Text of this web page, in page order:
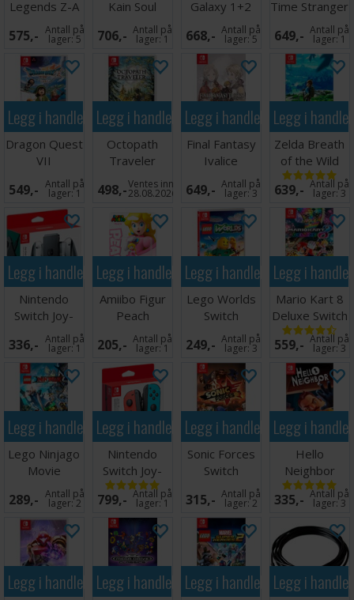
Legends Z-A
Switch
575,- Antall på
lager:5
Kain Soul
Reaver 1+2
Switch
706,- Antall på
lager:1
Galaxy 1+2
Switch
668,- Antall på
lager:5
Time Stranger
Switch
649,- Antall på
lager:1
Legg i handlekurven
Dragon Quest
VII
Reimagined
Switch
549,- Antall på
lager:1
Legg i handlekurven
Octopath
Traveler
ZERO Switch
498,-Ventes inn
28.08.2026
Legg i handlekurven
Final Fantasy
Ivalice
Chronicles
Switch
649,- Antall på
lager:3
Legg i
Zelda Breath
of the Wild
Switch
639,- Antall på
lager:3
Legg i handlekurven
Nintendo
Switch Joy-
Con Charging
Grip
336,- Antall på
lager:1
Legg i handlekurven
Amiibo Figur
Peach
205,- Antall på
lager:1
Legg i handlekurven
Lego Worlds
Switch
249,- Antall på
lager:3
Legg i
Mario Kart 8
Deluxe Switch
559,- Antall på
lager:3
Legg i handlekurven
Lego Ninjago
Movie
Videogame
Switch
289,- Antall på
lager:2
Legg i handlekurven
Nintendo
Switch Joy-
Con Kontroll
Blå/Rød
799,- Antall på
lager:1
Legg i handlekurven
Sonic Forces
Switch
315,- Antall på
lager:2
Legg i
Hello
Neighbor
Switch
335,- Antall på
lager:3
Legg i handlekurvenLegg i handlekurvenLegg i handlekurven
Legg i